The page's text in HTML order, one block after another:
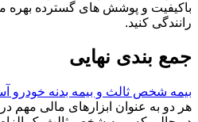
باکیفیت و پوشش های گسترده بهره
رانندگی کنید.
جمع بندی نهایی
بیمه شخص ثالث و بیمه بدنه خودرو
هر دو به عنوان ابزارهای مالی مهم